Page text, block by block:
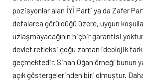
pozisyonlar alan İYİ Parti ya da Zafer
defalarca görüldüğü üzere, uygun
uzlaşmayacağının hiçbir garantisi
devlet refleksi çoğu zaman ideolojik
geçmektedir. Sinan Oğan örneği bunun
açık göstergelerinden biri olmuştur.